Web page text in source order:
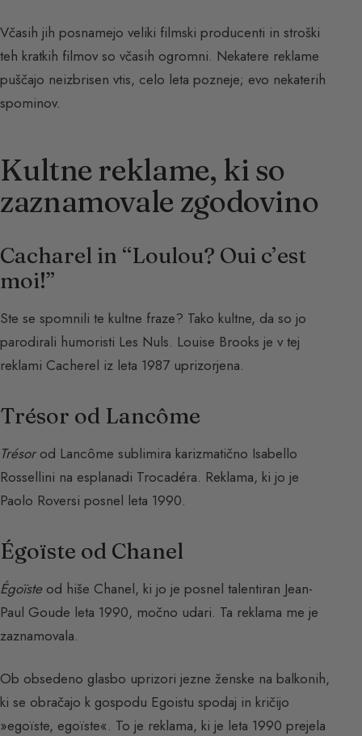
Včasih jih posnamejo veliki filmski producenti in stroški
teh kratkih filmov so včasih ogromni. Nekatere reklame
puščajo neizbrisen vtis, celo leta pozneje; evo nekaterih
spominov.
Kultne reklame, ki so
zaznamovale zgodovino
Cacharel in “Loulou? Oui c’est
moi!”
Ste se spomnili te kultne fraze? Tako kultne, da so jo
parodirali humoristi Les Nuls. Louise Brooks je v tej
reklami Cacherel iz leta 1987 uprizorjena.
Trésor od Lancôme
Trésorod Lancôme sublimira karizmatično Isabello
Rossellini na esplanadi Trocadéra. Reklama, ki jo je
Paolo Roversi posnel leta 1990.
Égoïste od Chanel
Égoïsteod hiše Chanel, ki jo je posnel talentiran Jean-
Paul Goude leta 1990, močno udari. Ta reklama me je
zaznamovala.
Ob obsedeno glasbo uprizori jezne ženske na balkonih,
ki se obračajo k gospodu Egoistu spodaj in kričijo
»egoïste, egoïste«. To je reklama, ki je leta 1990 prejela